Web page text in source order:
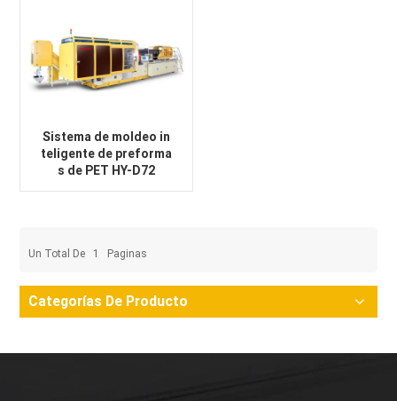
Sistema de moldeo in
teligente de preforma
s de PET HY-D72
Un Total De 1 Paginas
Categorías De Producto